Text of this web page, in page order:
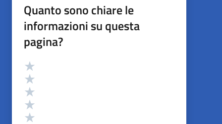
Quanto sono chiare le
informazioni su questa
pagina?
Valutazione